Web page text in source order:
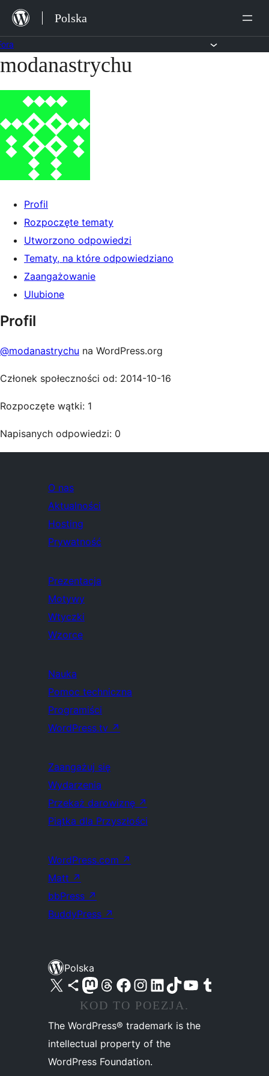
Przejdź
treści
Polska
Przejdź
treści
modanastrychu
Profil
Rozpoczęte tematy
Utworzono odpowiedzi
Tematy, na które odpowiedziano
Zaangażowanie
Ulubione
Profil
@modanastrychu na WordPress.org
Członek społeczności od: 2014-10-16
Rozpoczęte wątki: 1
Napisanych odpowiedzi: 0
O nas
Aktualności
Hosting
Prywatność
Prezentacja
Motywy
Wtyczki
Wzorce
Nauka
Pomoc techniczna
Programiści
WordPress.tv ↗
Zaangażuj się
Wydarzenia
Przekaż darowiznę ↗
Piątka dla Przyszłości
WordPress.com ↗
Matt ↗
bbPress ↗
BuddyPress ↗
Polska
Odwiedź nasze konto X (dawniej Twitter)
Odwiedź nasze konto Bluesky
Odwiedź nasze konto na Mastodoncie
Odwiedź naszego Threadsa
Odwiedź naszego Facebooka
Odwiedź nasze konto na Instagramie
Odwiedź nasze konto na LinkedIn
Odwiedź naszego TikToka
Odwiedź nasz kanał YouTube
Odwiedź naszego Tumblra
KOD TO POEZJA.
The WordPress® trademark is the
intellectual property of the
WordPress Foundation.